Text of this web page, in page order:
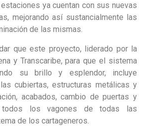
ya cuentan con sus nuevas
mejorando así sustancialmente las
de las mismas.
que este proyecto, liderado por la
y Transcaribe, para que el sistema
su brillo y esplendor, incluye
cubiertas, estructuras metálicas y
acabados, cambio de puertas y
todos los vagones de todas las
de los cartageneros.